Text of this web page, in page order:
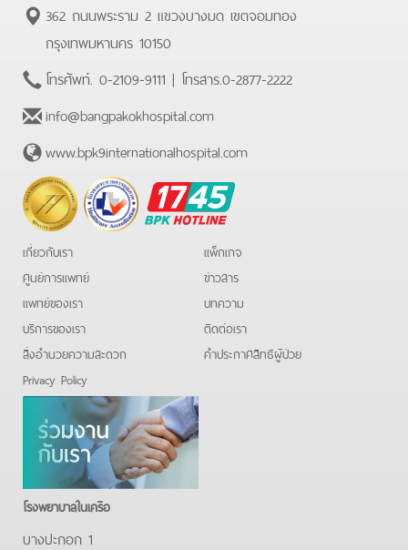
362 ถนนพระราม 2 แขวงบางมด เขตจอมทอง
กรุงเทพมหานคร 10150
โทรศัพท์. 0-2109-9111 | โทรสาร.0-2877-2222
info@bangpakokhospital.com
www.bpk9internationalhospital.com
BPK
Hotline
เกี่ยวกับเรา
ศูนย์การแพทย์
แพทย์ของเรา
บริการของเรา
สิ่งอำนวยความสะดวก
Privacy Policy
แพ็กเกจ
ข่าวสาร
บทความ
ติดต่อเรา
คําประกาศสิทธิผู้ป่วย
โรงพยาบาลในเครือ
บางปะกอก 1